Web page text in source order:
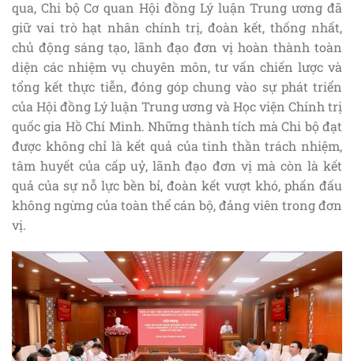
qua, Chi bộ Cơ quan Hội đồng Lý luận Trung ương đã
giữ vai trò hạt nhân chính trị, đoàn kết, thống nhất,
chủ động sáng tạo, lãnh đạo đơn vị hoàn thành toàn
diện các nhiệm vụ chuyên môn, tư vấn chiến lược và
tổng kết thực tiễn, đóng góp chung vào sự phát triển
của Hội đồng Lý luận Trung ương và Học viện Chính trị
quốc gia Hồ Chí Minh. Những thành tích mà Chi bộ đạt
được không chỉ là kết quả của tinh thần trách nhiệm,
tâm huyết của cấp uỷ, lãnh đạo đơn vị mà còn là kết
quả của sự nỗ lực bền bỉ, đoàn kết vượt khó, phấn đấu
không ngừng của toàn thể cán bộ, đảng viên trong đơn
vị.